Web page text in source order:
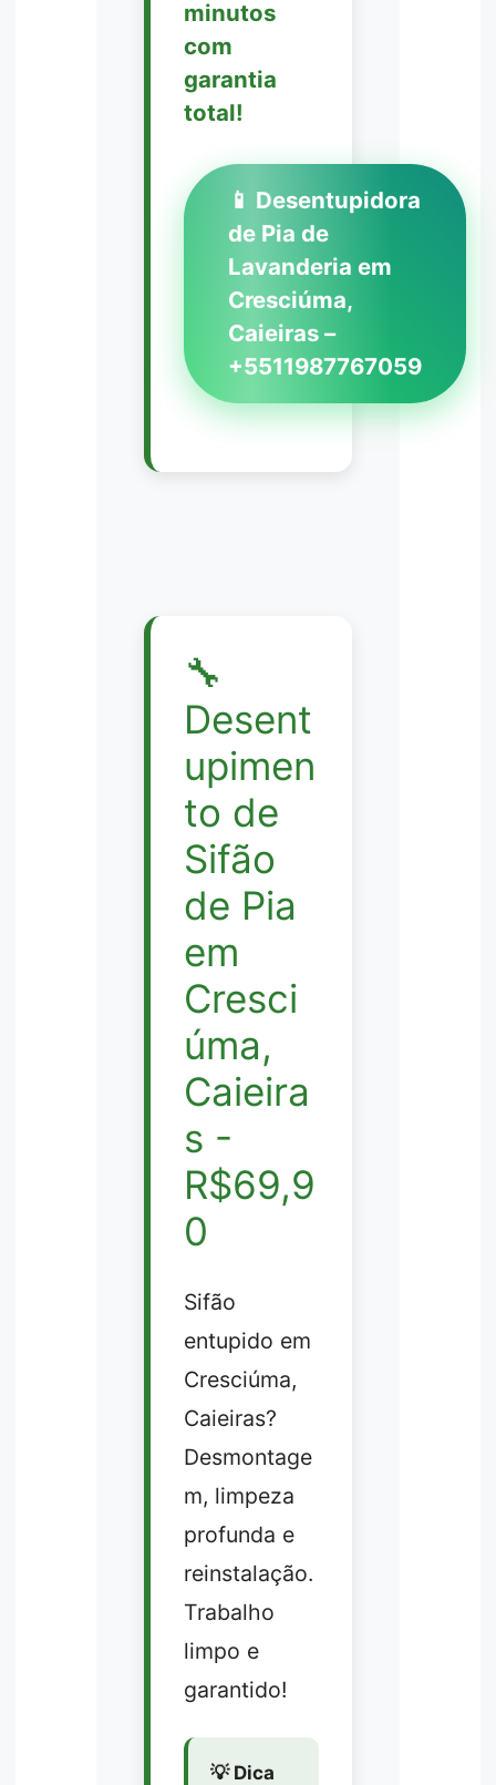
minutos
com
garantia
total!
📱 Desentupidora
de Pia de
Lavanderia em
Cresciúma,
Caieiras –
+5511987767059
🔧
Desent
upimen
to de
Sifão
de Pia
em
Cresci
úma,
Caieira
s -
R$69,9
0
Sifão
entupido em
Cresciúma,
Caieiras?
Desmontage
m, limpeza
profunda e
reinstalação.
Trabalho
limpo e
garantido!
💡 Dica